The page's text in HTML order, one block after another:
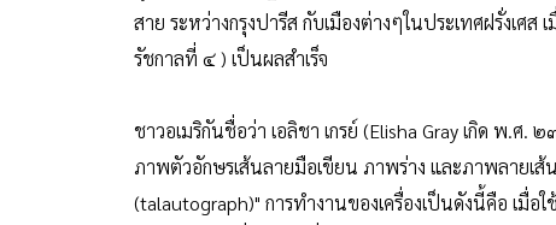
สาย ระหว่างกรุงปารีส กับเมืองต่างๆในประเทศฝรั่งเ
รัชกาลที่ ๔ ) เป็นผลสำเร็จ
ชาวอเมริกันชื่อว่า เอลิชา เกรย์ (Elisha Gray เกิด พ.
ภาพตัวอักษรเส้นลายมือเขียน ภาพร่าง และภาพลายเส้
(talautograph)" การทำงานของเครื่องเป็นดังนี้คือ เ